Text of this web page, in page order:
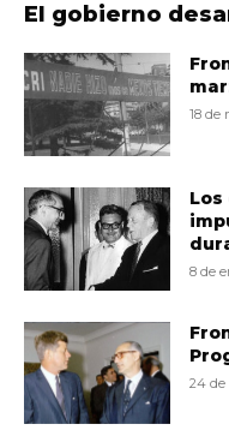
El gobierno
18 de
8 de
24 de